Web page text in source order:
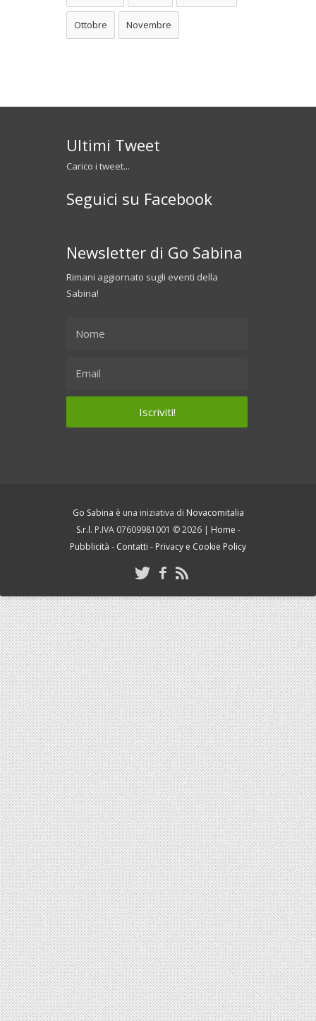
Ottobre Novembre
Ultimi Tweet
Carico i tweet...
Seguici su Facebook
Newsletter di Go Sabina
Rimani aggiornato sugli eventi della
Sabina!
Go Sabina è una iniziativa di Novacomitalia
S.r.l. P.IVA 07609981001 © 2026 | Home -
Pubblicità - Contatti - Privacy e Cookie Policy